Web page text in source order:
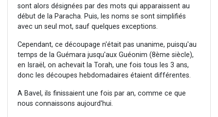
sont alors désignées par des mots qui apparaissent au
début de la Paracha. Puis, les noms se sont simplifiés
avec un seul mot, sauf quelques exceptions.
Cependant, ce découpage n'était pas unanime, puisqu'au
temps de la Guémara jusqu'aux Guéonim (8ème siècle),
en Israël, on achevait la Torah, une fois tous les 3 ans,
donc les découpes hebdomadaires étaient différentes.
A Bavel, ils finissaient une fois par an, comme ce que
nous connaissons aujourd'hui.